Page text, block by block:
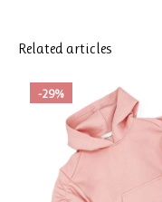
Related articles
-29%